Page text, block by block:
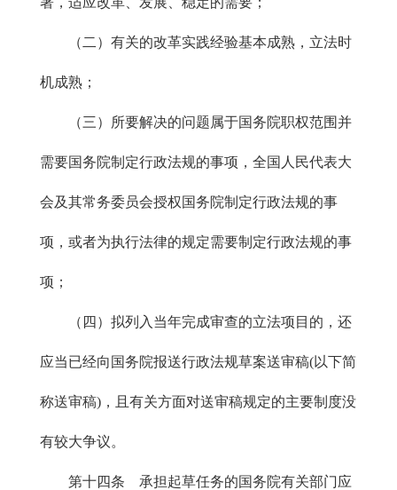
（二）有关的改革实践经验基本成熟，立法时
机成熟；
（三）所要解决的问题属于国务院职权范围并
需要国务院制定行政法规的事项，全国人民代表大
会及其常务委员会授权国务院制定行政法规的事
项，或者为执行法律的规定需要制定行政法规的事
项；
（四）拟列入当年完成审查的立法项目的，还
应当已经向国务院报送行政法规草案送审稿(以下简
称送审稿)，且有关方面对送审稿规定的主要制度没
有较大争议。
第十四条 承担起草任务的国务院有关部门应